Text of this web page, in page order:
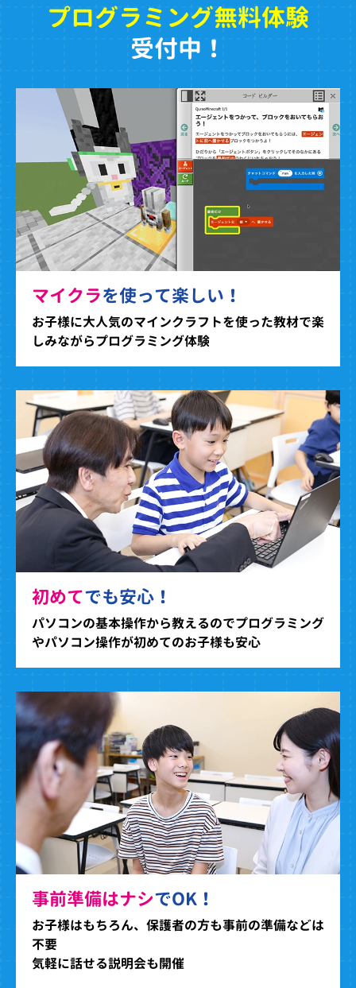
プログラミング無料体験
受付中！
マイクラを使って楽しい！
お子様に大人気のマインクラフトを使った教材で楽
しみながらプログラミング体験
初めてでも安心！
パソコンの基本操作から教えるのでプログラミング
やパソコン操作が初めてのお子様も安心
事前準備はナシでOK！
お子様はもちろん、保護者の方も事前の準備などは
不要
気軽に話せる説明会も開催